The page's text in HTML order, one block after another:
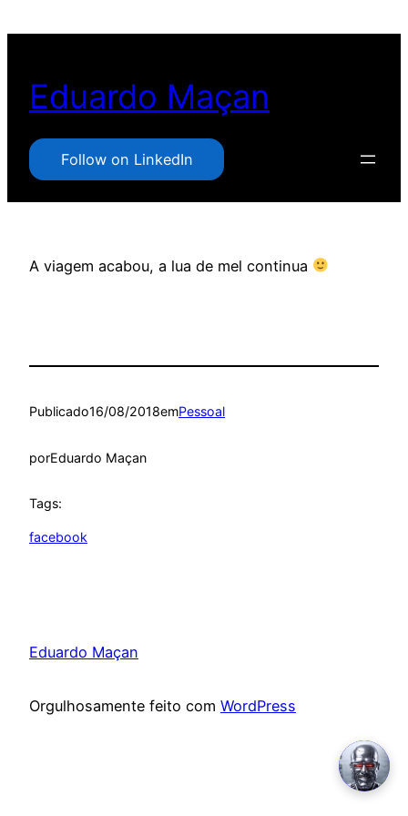
conteúdo
Eduardo Maçan
Follow on LinkedIn
A viagem acabou, a lua de mel continua
Publicado16/08/2018emPessoal
porEduardo Maçan
Tags:
facebook
Eduardo Maçan
Orgulhosamente feito com WordPress